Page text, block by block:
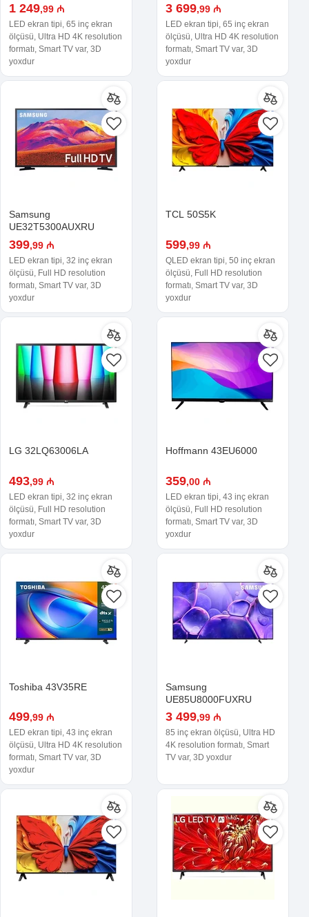
1 249,99 ₼
LED ekran tipi, 65 inç ekran
ölçüsü, Ultra HD 4K resolution
formatı, Smart TV var, 3D
yoxdur
3 699,99 ₼
LED ekran tipi, 65 inç ekran
ölçüsü, Ultra HD 4K resolution
formatı, Smart TV var, 3D
yoxdur
Samsung
UE32T5300AUXRU
399,99 ₼
LED ekran tipi, 32 inç ekran
ölçüsü, Full HD resolution
formatı, Smart TV var, 3D
yoxdur
TCL 50S5K
599,99 ₼
QLED ekran tipi, 50 inç ekran
ölçüsü, Full HD resolution
formatı, Smart TV var, 3D
yoxdur
LG 32LQ63006LA
493,99 ₼
LED ekran tipi, 32 inç ekran
ölçüsü, Full HD resolution
formatı, Smart TV var, 3D
yoxdur
Hoffmann 43EU6000
359,00 ₼
LED ekran tipi, 43 inç ekran
ölçüsü, Full HD resolution
formatı, Smart TV var, 3D
yoxdur
Toshiba 43V35RE
499,99 ₼
LED ekran tipi, 43 inç ekran
ölçüsü, Ultra HD 4K resolution
formatı, Smart TV var, 3D
yoxdur
Samsung
UE85U8000FUXRU
3 499,99 ₼
85 inç ekran ölçüsü, Ultra HD
4K resolution formatı, Smart
TV var, 3D yoxdur